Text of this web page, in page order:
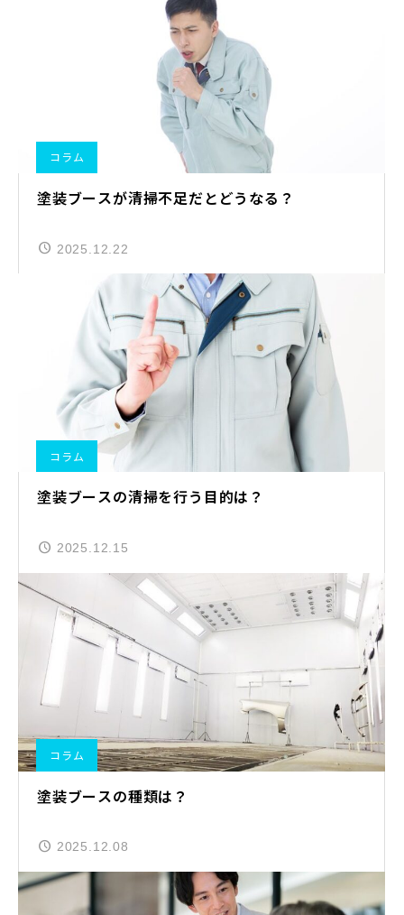
コラム
塗装ブースが清掃不足だとどうなる？
2025.12.22
コラム
塗装ブースの清掃を行う目的は？
2025.12.15
コラム
塗装ブースの種類は？
2025.12.08